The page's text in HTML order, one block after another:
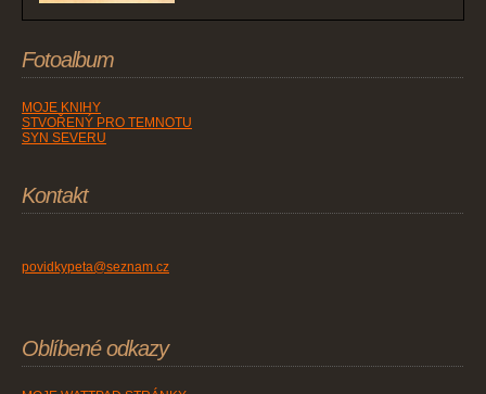
Fotoalbum
MOJE KNIHY
STVOŘENÝ PRO TEMNOTU
SYN SEVERU
Kontakt
povidkypeta@seznam.cz
Oblíbené odkazy